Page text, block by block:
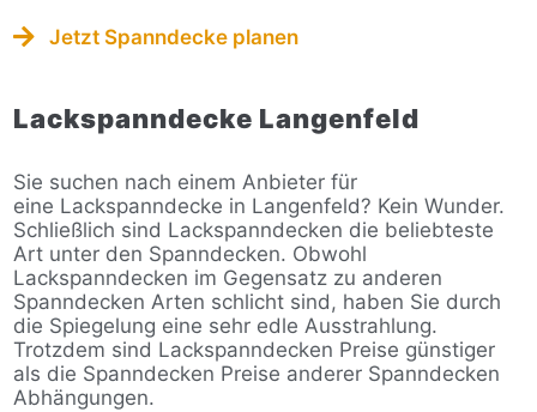
Jetzt Spanndecke planen
Lackspanndecke Langenfeld
Sie suchen nach einem Anbieter für
eine Lackspanndecke in Langenfeld? Kein Wunder.
Schließlich sind Lackspanndecken die beliebteste
Art unter den Spanndecken. Obwohl
Lackspanndecken im Gegensatz zu anderen
Spanndecken Arten schlicht sind, haben Sie durch
die Spiegelung eine sehr edle Ausstrahlung.
Trotzdem sind Lackspanndecken Preise günstiger
als die Spanndecken Preise anderer Spanndecken
Abhängungen.